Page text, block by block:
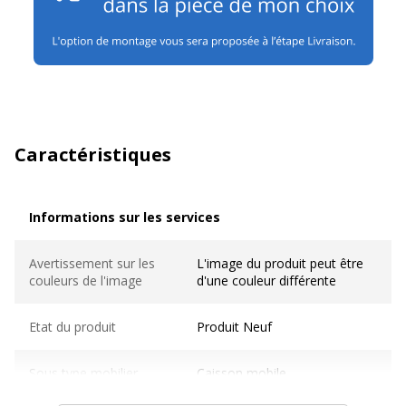
Caractéristiques
Informations sur les services
Avertissement sur les
couleurs de l'image
L'image du produit peut être
d'une couleur différente
Etat du produit Produit Neuf
Sous type mobilier Caisson mobile